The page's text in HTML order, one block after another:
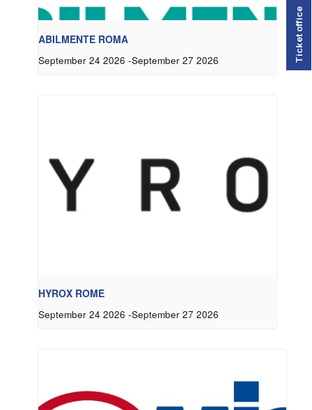
ABILMENTE ROMA
September 24 2026 -September 27 2026
HYROX ROME
September 24 2026 -September 27 2026
Ticket office